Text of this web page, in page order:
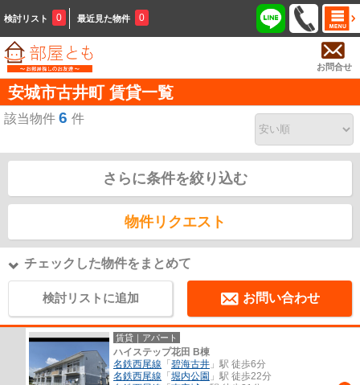
検討リスト 0 最近見た物件 0
お問合せ
安城市古井町 賃貸一覧
該当物件 6 件
さらに条件を絞り込む
物件リクエスト
チェックした物件をまとめて
検討リストに追加 お問い合わせ
賃貸｜アパート
ハイステップ花田 B棟
名鉄西尾線 「 碧海古井 」駅 徒歩6分
名鉄西尾線 「 堀内公園 」駅 徒歩22分